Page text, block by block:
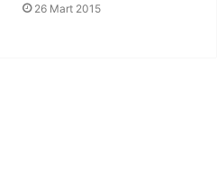
26 Mart 2015